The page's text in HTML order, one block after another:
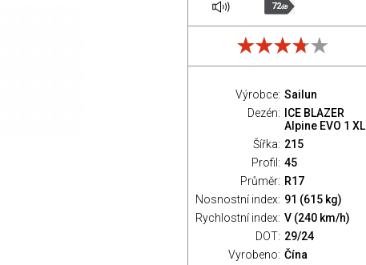
72dB
Výrobce: Sailun
Dezén:
ICE BLAZER
Alpine EVO 1 XL
Šířka: 215
Profil: 45
Průměr: R17
Nosnostní index: 91 (615 kg)
Rychlostní index: V (240 km/h)
DOT: 29/24
Vyrobeno: Čína